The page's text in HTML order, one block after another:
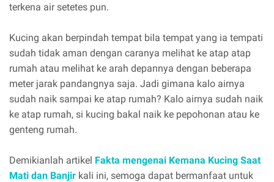
terkena air setetes pun.
Kucing akan berpindah tempat bila tempat yang ia tempati
sudah tidak aman dengan caranya melihat ke atap atap
rumah atau melihat ke arah depannya dengan beberapa
meter jarak pandangnya saja. Jadi gimana kalo airnya
sudah naik sampai ke atap rumah? Kalo airnya sudah naik
ke atap rumah, si kucing bakal naik ke pepohonan atau ke
genteng rumah.
Demikianlah artikel Fakta mengenai Kemana Kucing Saat
Mati dan Banjir kali ini, semoga dapat bermanfaat untuk